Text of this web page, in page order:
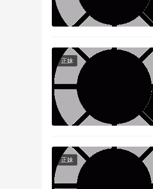
正妹
正妹